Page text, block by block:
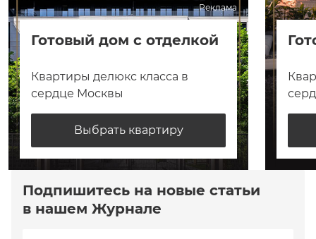
Реклама
Готовый дом с отделкой
Квартиры делюкс класса в
сердце Москвы
Выбрать квартиру
Подпишитесь на новые статьи
в нашем Журнале